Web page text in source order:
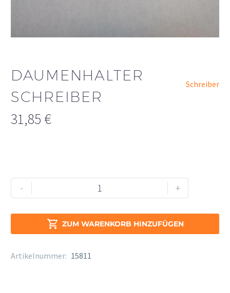
DAUMENHALTER
SCHREIBER
Schreiber
31,85 €
-
Daumenhalter
Schreiber
+
 ZUM WARENKORB HINZUFÜGEN
Alternative:
Artikelnummer: 15811